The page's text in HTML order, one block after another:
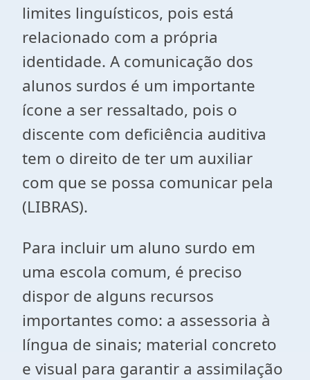
limites linguísticos, pois está
relacionado com a própria
identidade. A comunicação dos
alunos surdos é um importante
ícone a ser ressaltado, pois o
discente com deficiência auditiva
tem o direito de ter um auxiliar
com que se possa comunicar pela
(LIBRAS).
Para incluir um aluno surdo em
uma escola comum, é preciso
dispor de alguns recursos
importantes como: a assessoria à
língua de sinais; material concreto
e visual para garantir a assimilação